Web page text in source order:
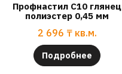
Профнастил С10 глянец
полиэстер 0,45 мм
2 696 ₸ кв.м.
Подробнее